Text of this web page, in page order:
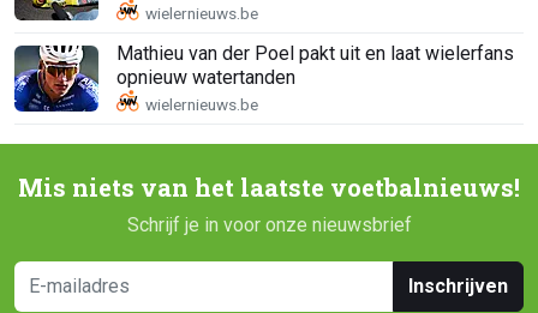
Mathieu van der Poel pakt uit en laat wielerfans
opnieuw watertanden
Mis niets van het laatste voetbalnieuws!
Schrijf je in voor onze nieuwsbrief
Inschrijven